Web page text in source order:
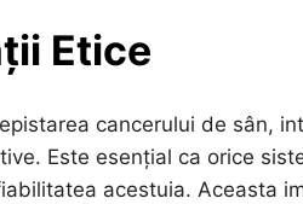
Etice
cancerului de sân,
Este esențial ca orice
acestuia. Aceasta